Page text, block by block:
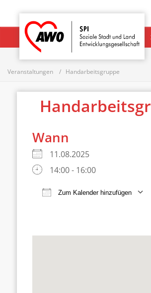
Startseite
Veranstaltungen Handarbeitsgruppe
Wann
11.08.2025
14:00 - 16:00
Zum Kalender hinzufügen